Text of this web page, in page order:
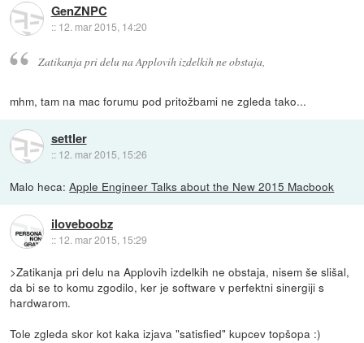
GenZNPC
:: 12. mar 2015, 14:20
Zatikanja pri delu na Applovih izdelkih ne obstaja,
mhm, tam na mac forumu pod pritožbami ne zgleda tako...
settler
:: 12. mar 2015, 15:26
Malo heca:Apple Engineer Talks about the New 2015 Macbook
iloveboobz
:: 12. mar 2015, 15:29
>Zatikanja pri delu na Applovih izdelkih ne obstaja, nisem še slišal,
da bi se to komu zgodilo, ker je software v perfektni sinergiji s
hardwarom.
Tole zgleda skor kot kaka izjava "satisfied" kupcev topšopa :)